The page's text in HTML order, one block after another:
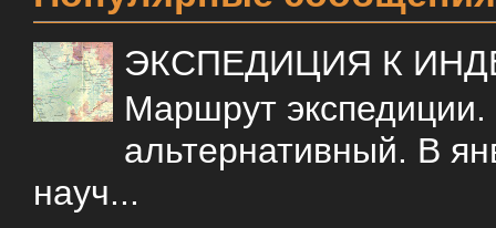
ЭКСПЕДИЦИЯ К
Маршрут
альтернативный. В
науч...